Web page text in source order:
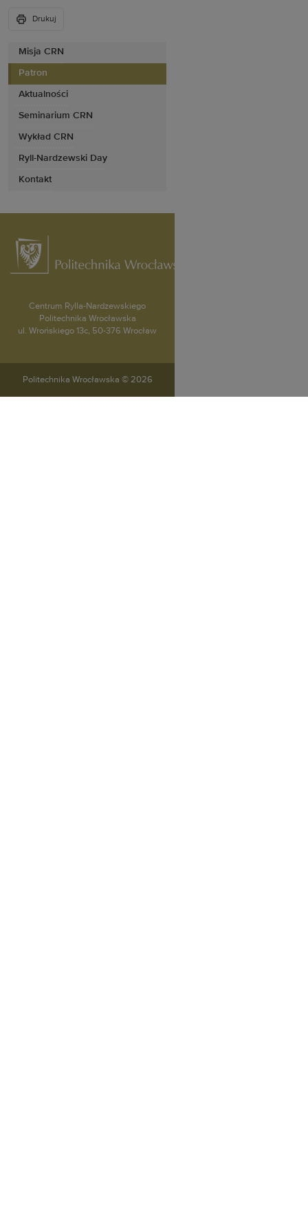
Misja CRN
Patron
Aktualności
Seminarium CRN
Wykład CRN
Ryll-Nardzewski Day
Kontakt
Drukuj
Centrum Rylla-Nardzewskiego
Politechnika Wrocławska
ul. Wrońskiego 13c, 50-376 Wrocław
Politechnika Wrocławska © 2026